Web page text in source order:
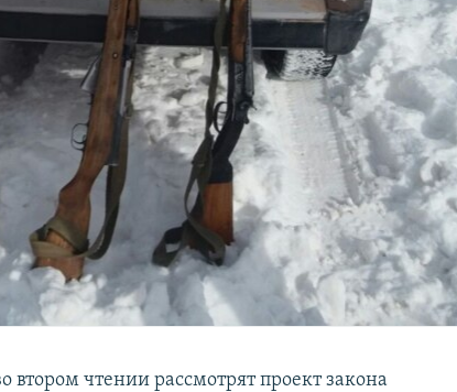
чтении рассмотрят проект закона